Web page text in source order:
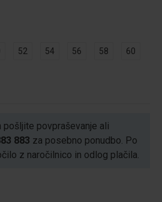
52 54 56 58 60
pošljite povpraševanje ali
883 za posebno ponudbo. Po
z naročilnico in odlog plačila.